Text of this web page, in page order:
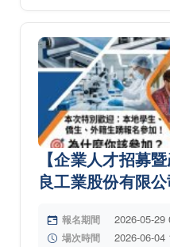
【企業人才招募
良工業股份有限公
報名期間 2026-05-29
場次時間 2026-06-